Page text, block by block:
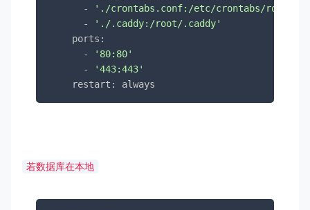
      -
'./crontabs.conf:/etc/crontabs/root'
      -
'./.caddy:/root/.caddy'
    ports:
      -
'80:80'
      -
'443:443'
    restart: always
若数据库在本地